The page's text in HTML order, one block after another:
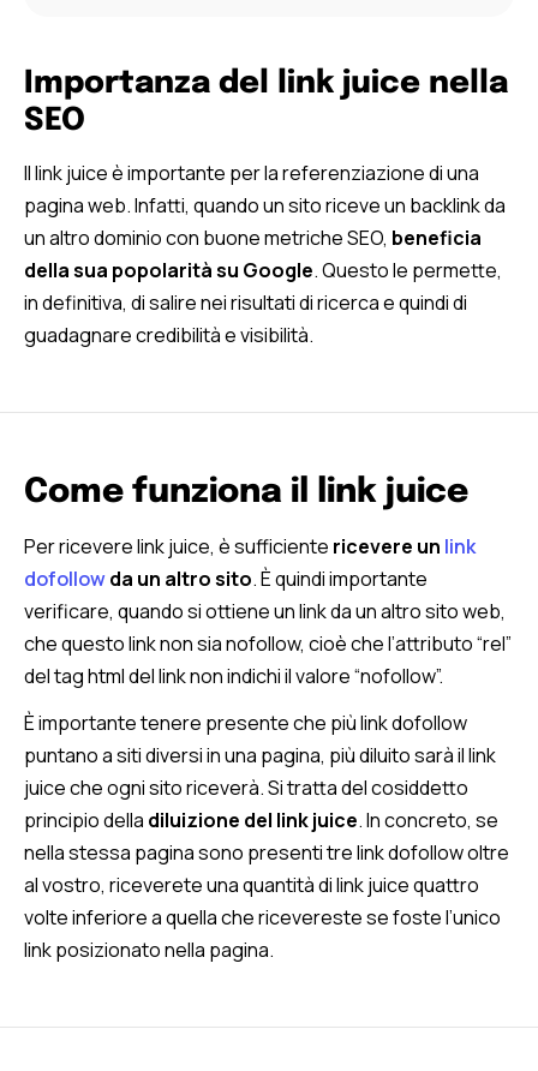
Importanza del link juice nella
SEO
Il link juice è importante per la referenziazione di una
pagina web. Infatti, quando un sito riceve un backlink da
un altro dominio con buone metriche SEO, beneficia
della sua popolarità su Google. Questo le permette,
in definitiva, di salire nei risultati di ricerca e quindi di
guadagnare credibilità e visibilità.
Come funziona il link juice
Per ricevere link juice, è sufficiente ricevere un link
dofollowda un altro sito. È quindi importante
verificare, quando si ottiene un link da un altro sito web,
che questo link non sia nofollow, cioè che l’attributo “rel”
del tag html del link non indichi il valore “nofollow”.
È importante tenere presente che più link dofollow
puntano a siti diversi in una pagina, più diluito sarà il link
juice che ogni sito riceverà. Si tratta del cosiddetto
principio della diluizione del link juice. In concreto, se
nella stessa pagina sono presenti tre link dofollow oltre
al vostro, riceverete una quantità di link juice quattro
volte inferiore a quella che ricevereste se foste l’unico
link posizionato nella pagina.